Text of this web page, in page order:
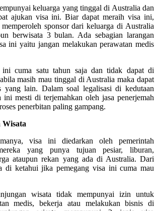
keluarga yang tinggal di Australia dan
ajukan visa ini. Biar dapat meraih visa ini,
sponsor dari keluarga di Australia
berwisata 3 bulan. Ada sebagian larangan
ini yaitu jangan melakukan perawatan medis
cuma satu tahun saja dan tidak dapat di
masih mau tinggal di Australia maka dapat
yang lain. Dalam soal legalisasi di kedutaan
ini mesti di terjemahkan oleh jasa penerjemah
penerbitan paling gampang.
Wisata
visa ini diedarkan oleh pemerintah
yang punya tujuan pesiar, liburan,
ataupun rekan yang ada di Australia. Dari
di ketahui jika pemegang visa ini cuma mau
wisata tidak mempunyai izin untuk
medis, bekerja atau melakukan bisnis di